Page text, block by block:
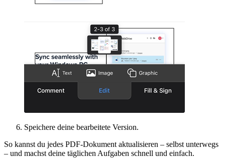
Speichere deine bearbeitete Version.
So kannst du jedes PDF-Dokument aktualisieren – selbst unterwegs
– und machst deine täglichen Aufgaben schnell und einfach.